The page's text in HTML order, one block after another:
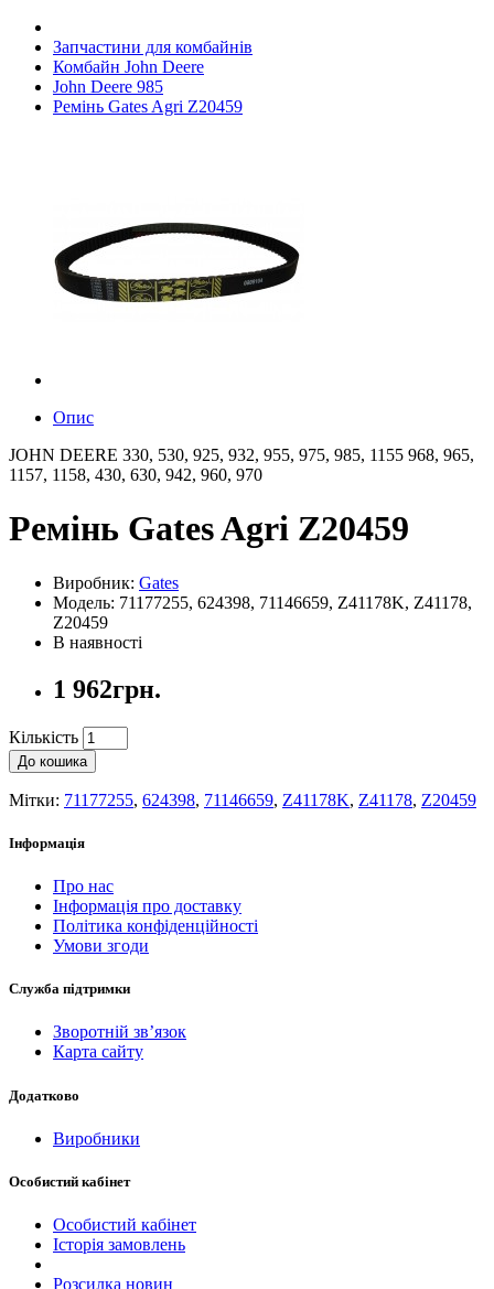
Запчастини для комбайнів
Комбайн John Deere
John Deere 985
Ремінь Gates Agri Z20459
Опис
JOHN DEERE 330, 530, 925, 932, 955, 975, 985, 1155 968, 965,
1157, 1158, 430, 630, 942, 960, 970
Ремінь Gates Agri Z20459
Виробник: Gates
Модель: 71177255, 624398, 71146659, Z41178K, Z41178,
Z20459
В наявності
1 962грн.
Кількість
До кошика
Мітки: 71177255, 624398, 71146659, Z41178K, Z41178, Z20459
Інформація
Про нас
Інформація про доставку
Політика конфіденційності
Умови згоди
Служба підтримки
Зворотній зв’язок
Карта сайту
Додатково
Виробники
Особистий кабінет
Особистий кабінет
Історія замовлень
Розсилка новин